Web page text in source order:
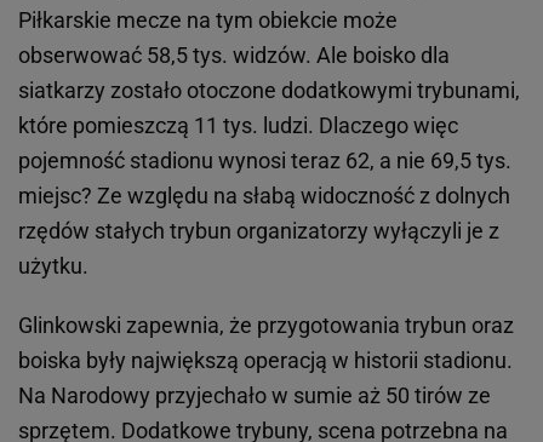
Piłkarskie mecze na tym obiekcie może
obserwować 58,5 tys. widzów. Ale boisko dla
siatkarzy zostało otoczone dodatkowymi trybunami,
które pomieszczą 11 tys. ludzi. Dlaczego więc
pojemność stadionu wynosi teraz 62, a nie 69,5 tys.
miejsc? Ze względu na słabą widoczność z dolnych
rzędów stałych trybun organizatorzy wyłączyli je z
użytku.
Glinkowski zapewnia, że przygotowania trybun oraz
boiska były największą operacją w historii stadionu.
Na Narodowy przyjechało w sumie aż 50 tirów ze
sprzętem. Dodatkowe trybuny, scena potrzebna na